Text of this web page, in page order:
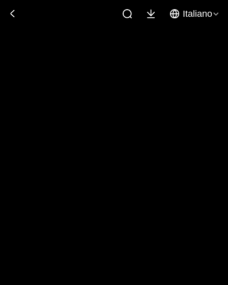
Italiano